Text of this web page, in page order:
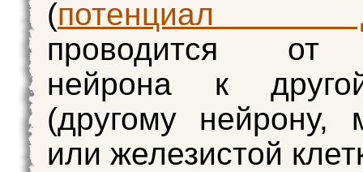
(потенциал
проводится от
нейрона к
(другому нейрону,
или железистой